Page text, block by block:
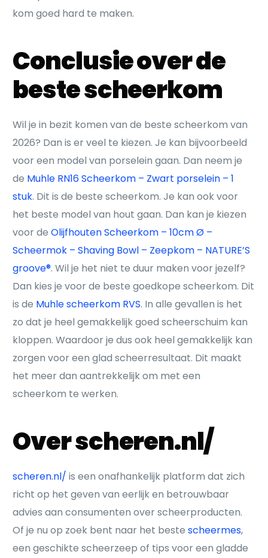
kom goed hard te maken.
Conclusie over de
beste scheerkom
Wil je in bezit komen van de beste scheerkom van
2026? Dan is er veel te kiezen. Je kan bijvoorbeeld
voor een model van porselein gaan. Dan neem je
de Muhle RN16 Scheerkom – Zwart porselein – 1
stuk. Dit is de beste scheerkom. Je kan ook voor
het beste model van hout gaan. Dan kan je kiezen
voor deOlijfhouten Scheerkom – 10cm Ø –
Scheermok – Shaving Bowl – Zeepkom – NATURE’S
groove®. Wil je het niet te duur maken voor jezelf?
Dan kies je voor de beste goedkope scheerkom. Dit
is de Muhle scheerkom RVS. In alle gevallen is het
zo dat je heel gemakkelijk goed scheerschuim kan
kloppen. Waardoor je dus ook heel gemakkelijk kan
zorgen voor een glad scheerresultaat. Dit maakt
het meer dan aantrekkelijk om met een
scheerkom te werken.
Over scheren.nl/
scheren.nl/ is een onafhankelijk platform dat zich
richt op het geven van eerlijk en betrouwbaar
advies aan consumenten over scheerproducten.
Of je nu op zoek bent naar het bestescheermes,
een geschikte scheerzeep of tips voor een gladde